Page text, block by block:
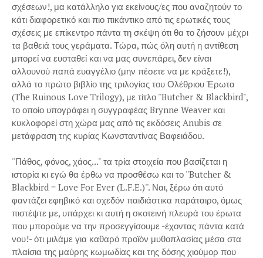
σχέσεων!, μα κατάλληλο για εκείνους/ες που αναζητούν το
κάτι διαφορετικό και πιο πικάντικο από τις ερωτικές τους
σχέσεις με επίκεντρο πάντα τη σκέψη ότι θα το ζήσουν μέχρι
τα βαθειά τους γεράματα. Τώρα, πώς όλη αυτή η αντίθεση
μπορεί να ευσταθεί και να μας συνεπάρει, δεν είναι
αλλουνού παπά ευαγγέλιο (μην πέσετε να με κράξετε!),
αλλά το πρώτο βιβλίο της τριλογίας του Ολέθριου Έρωτα
(The Ruinous Love Trilogy), με τίτλο ''Butcher & Blackbird",
το οποίο υπογράφει η συγγραφέας Brynne Weaver και
κυκλοφορεί στη χώρα μας από τις εκδόσεις Anubis σε
μετάφραση της κυρίας Κωνσταντίνας Βαφειάδου.
''Πάθος, φόνος, χάος..." τα τρία στοιχεία που βασίζεται η
ιστορία κι εγώ θα έρθω να προσθέσω και το ''Butcher &
Blackbird = Love For Ever (L.F.E.)''. Ναι, ξέρω ότι αυτό
φαντάζει εφηβικό και σχεδόν παιδιάστικα παράταιρο, όμως
πιστέψτε με, υπάρχει κι αυτή η σκοτεινή πλευρά του έρωτα
που μπορούμε να την προσεγγίσουμε -έχοντας πάντα κατά
νου!- ότι μιλάμε για καθαρό προϊόν μυθοπλασίας μέσα στα
πλαίσια της μαύρης κωμωδίας και της δόσης χιούμορ που